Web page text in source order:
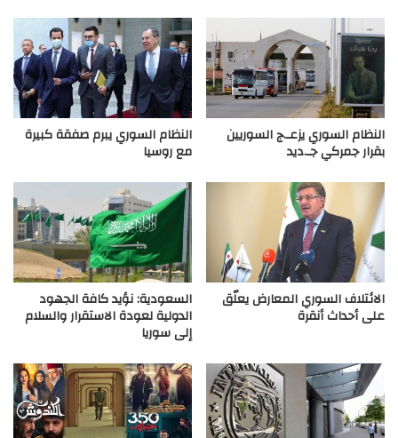
النظام السوري يزعـ.ج السوريين
بقرار جمركي جـ.ديد
النظام السوري يبرم صفقة كبيرة
مع روسيا
الائتلاف السوري المعارض يعلّق
على أحداث أنقرة
السعودية: نؤيد كافة الجهود
الدولية لعودة الاستقرار والسلام
إلى سوريا